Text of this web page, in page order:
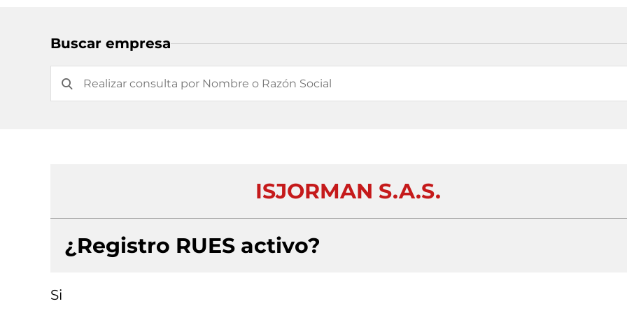
Buscar empresa
ISJORMAN S.A.S.
¿Registro RUES activo?
Si